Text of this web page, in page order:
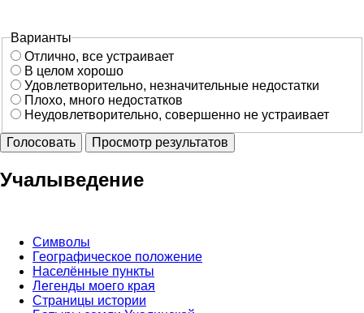
Варианты
Отлично, все устраивает
В целом хорошо
Удовлетворительно, незначительные недостатки
Плохо, много недостатков
Неудовлетворительно, совершенно не устраивает
Учалыведение
Символы
Географическое положение
Населённые пункты
Легенды моего края
Страницы истории